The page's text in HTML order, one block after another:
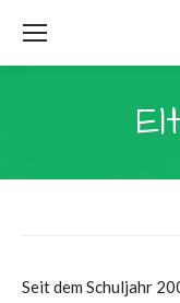
Seit dem Schuljahr